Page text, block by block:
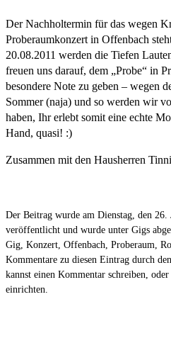
Der Nachholtermin für das wegen
Proberaumkonzert in Offenbach
20.08.2011 werden die Tiefen
freuen uns darauf, dem „Probe“ in
besondere Note zu geben – wegen
Sommer (naja) und so werden wir
haben, Ihr erlebt somit eine echte
Hand, quasi! :)
Zusammen mit den Hausherren
Der Beitrag wurde am Dienstag, den
veröffentlicht und wurde unter Gigs
Gig, Konzert, Offenbach, Proberaum,
Kommentare zu diesen Eintrag durch den
kannst einen Kommentar schreiben, oder
einrichten.